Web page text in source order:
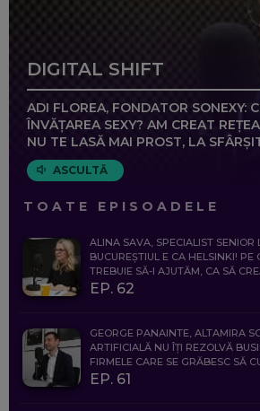
DIGITAL SHIFT
ADI FLOREA, FONDATOR SONEXY:
ÎNVĂȚAREA SEXY? AM CREAT
NU TE LASĂ MAI PROST, LA
ASCULTĂ
TOATE EPISOADELE
ALINA SAVA, SPECIALIST
BUCUREȘTIUL E CA HELSINKI! PE
TREBUIE SĂ-I AJUTĂM, CA SĂ
EP. 62
GEORGE PANAINTE, ALTAMIRA
ARTIFICIALĂ NU ÎȚI REZOLVĂ
FIRMELE CARE SE GRĂBESC SĂ
EP. 61